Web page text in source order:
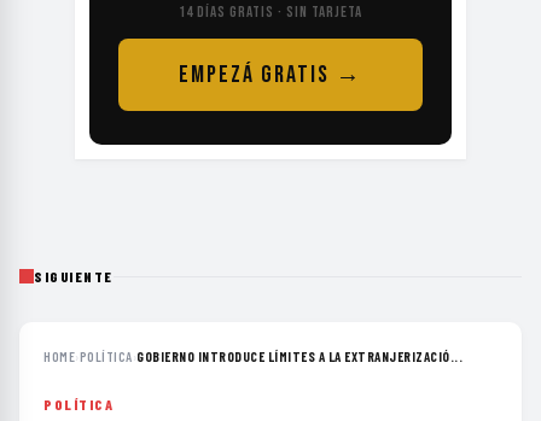
14 DÍAS GRATIS · SIN TARJETA
EMPEZÁ GRATIS →
SIGUIENTE
HOME›POLÍTICA›GOBIERNO INTRODUCE LÍMITES A LA EXTRANJERIZACIÓ...
POLÍTICA